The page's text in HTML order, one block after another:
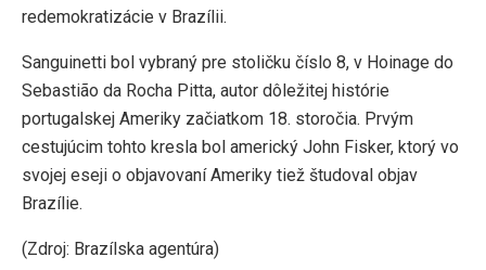
redemokratizácie v Brazílii.
Sanguinetti bol vybraný pre stoličku číslo 8, v Hoinage do
Sebastião da Rocha Pitta, autor dôležitej histórie
portugalskej Ameriky začiatkom 18. storočia. Prvým
cestujúcim tohto kresla bol americký John Fisker, ktorý vo
svojej eseji o objavovaní Ameriky tiež študoval objav
Brazílie.
(Zdroj: Brazílska agentúra)